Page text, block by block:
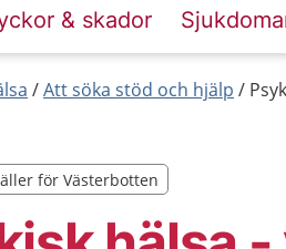
& skador
Att söka stöd och hjälp
för Västerbotten
för Västerbotten